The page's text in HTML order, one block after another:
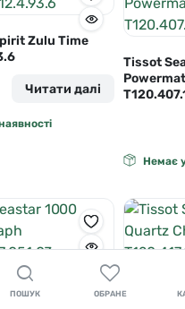
Zulu Time
Читати далі
Tissot
Немає
1000
Tissot
ПОШУК ОБРАНЕ